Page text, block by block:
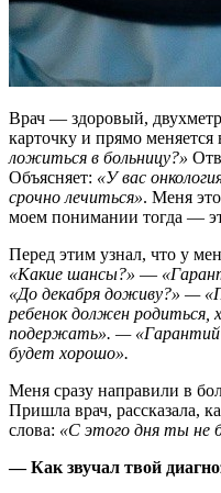
Врач — здоровый,
карточку и прямо меняется
ложиться в больницу?»
Объясняет: «У вас
срочно лечиться». Меня
моем понимании тогда —
Перед этим узнал, что у
«Какие шансы?» —
«До декабря доживу?» —
ребенок должен родиться,
подержать». — «Гарантий
будет хорошо».
Меня сразу направили в
Пришла врач, рассказала,
слова: «С этого дня ты не
— Как звучал твой